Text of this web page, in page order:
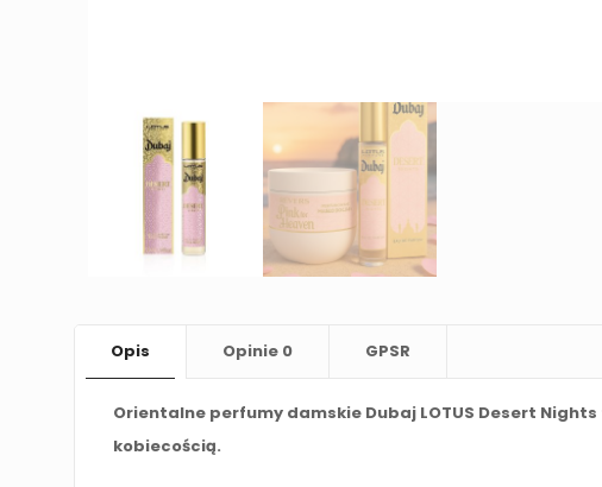
Opis Opinie 0 GPSR
Orientalne perfumy damskie Dubaj LOTUS Desert
kobiecością.